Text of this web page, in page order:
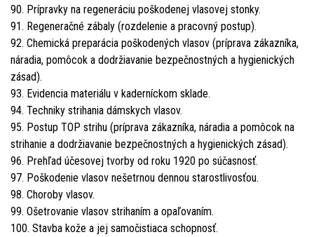
90. Prípravky na regeneráciu poškodenej vlasovej stonky.
91. Regeneračné zábaly (rozdelenie a pracovný postup).
92. Chemická preparácia poškodených vlasov (príprava zákazníka,
náradia, pomôcok a dodržiavanie bezpečnostných a hygienických
zásad).
93. Evidencia materiálu v kaderníckom sklade.
94. Techniky strihania dámskych vlasov.
95. Postup TOP strihu (príprava zákazníka, náradia a pomôcok na
strihanie a dodržiavanie bezpečnostných a hygienických zásad).
96. Prehľad účesovej tvorby od roku 1920 po súčasnosť.
97. Poškodenie vlasov nešetrnou dennou starostlivosťou.
98. Choroby vlasov.
99. Ošetrovanie vlasov strihaním a opaľovaním.
100. Stavba kože a jej samočistiaca schopnosť.